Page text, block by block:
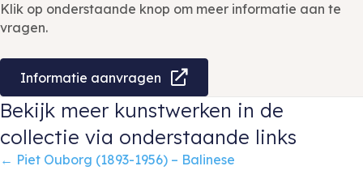
Klik op onderstaande knop om meer informatie aan te
vragen.
Informatie aanvragen
Bekijk meer kunstwerken in de
collectie via onderstaande links
Posts
← Piet Ouborg (1893-1956) – Balinese